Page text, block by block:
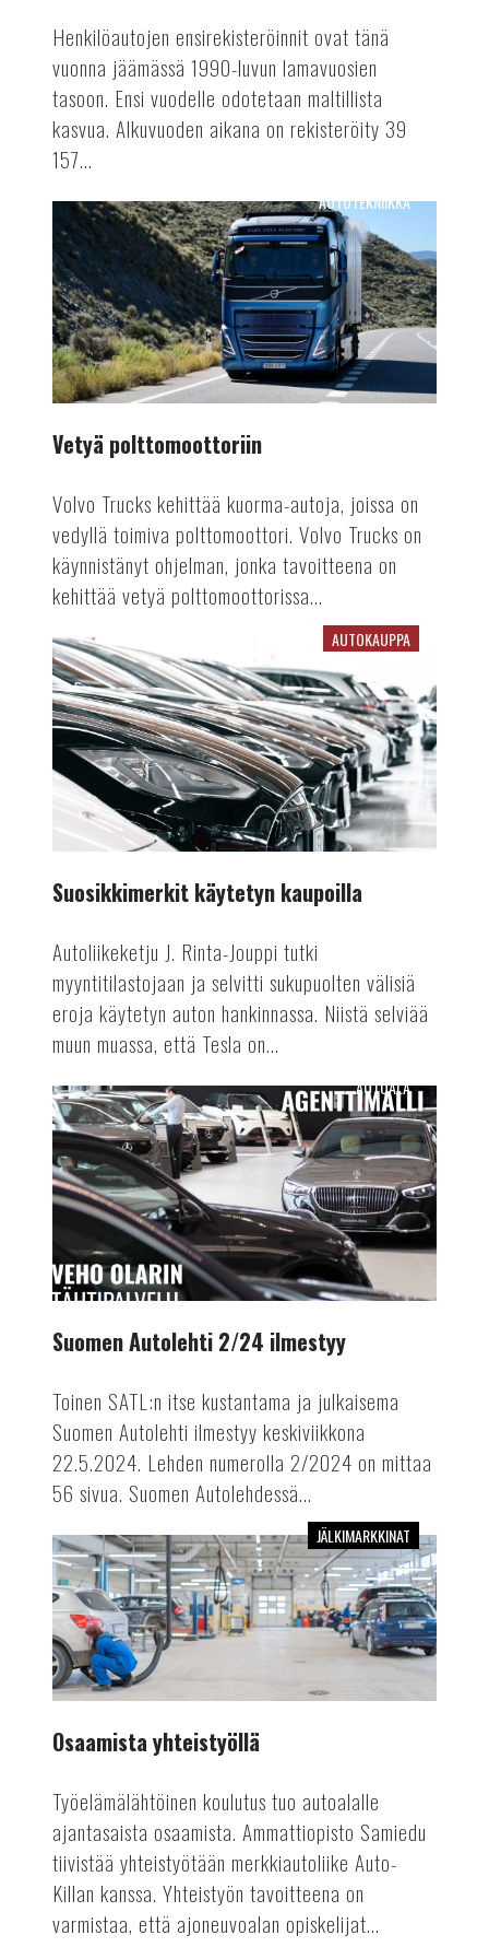
Henkilöautojen ensirekisteröinnit ovat tänä
vuonna jäämässä 1990-luvun lamavuosien
tasoon. Ensi vuodelle odotetaan maltillista
kasvua. Alkuvuoden aikana on rekisteröity 39
157...
Vetyä
polttomoottoriin
AUTOTEKNIIKKA
Vetyä polttomoottoriin
Volvo Trucks kehittää kuorma-autoja, joissa on
vedyllä toimiva polttomoottori. Volvo Trucks on
käynnistänyt ohjelman, jonka tavoitteena on
kehittää vetyä polttomoottorissa...
Suosikkimerkit
käytetyn
kaupoilla
AUTOKAUPPA
Suosikkimerkit käytetyn kaupoilla
Autoliikeketju J. Rinta-Jouppi tutki
myyntitilastojaan ja selvitti sukupuolten välisiä
eroja käytetyn auton hankinnassa. Niistä selviää
muun muassa, että Tesla on...
Suomen
Autolehti
2/24
ilmestyy
AUTOALA
Suomen Autolehti 2/24 ilmestyy
Toinen SATL:n itse kustantama ja julkaisema
Suomen Autolehti ilmestyy keskiviikkona
22.5.2024. Lehden numerolla 2/2024 on mittaa
56 sivua. Suomen Autolehdessä...
Osaamista
yhteistyöllä
JÄLKIMARKKINAT
Osaamista yhteistyöllä
Työelämälähtöinen koulutus tuo autoalalle
ajantasaista osaamista. Ammattiopisto Samiedu
tiivistää yhteistyötään merkkiautoliike Auto-
Killan kanssa. Yhteistyön tavoitteena on
varmistaa, että ajoneuvoalan opiskelijat...